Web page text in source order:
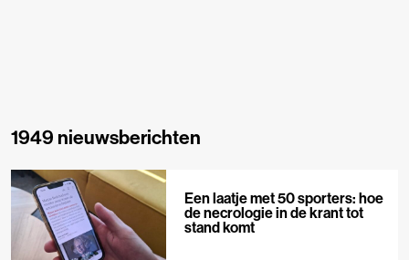
1949 nieuwsberichten
Een laatje met 50 sporters: hoe
de necrologie in de krant tot
stand komt